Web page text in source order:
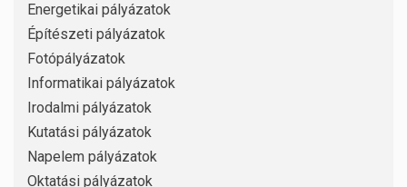
Energetikai pályázatok
Építészeti pályázatok
Fotópályázatok
Informatikai pályázatok
Irodalmi pályázatok
Kutatási pályázatok
Napelem pályázatok
Oktatási pályázatok